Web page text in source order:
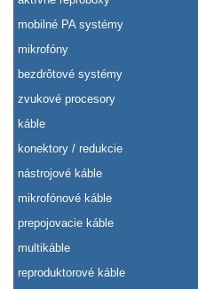
mobilné PA systémy
mikrofóny
bezdrôtové systémy
zvukové procesory
káble
konektory / redukcie
nástrojové káble
mikrofónové káble
prepojovacie káble
multikáble
reproduktorové káble